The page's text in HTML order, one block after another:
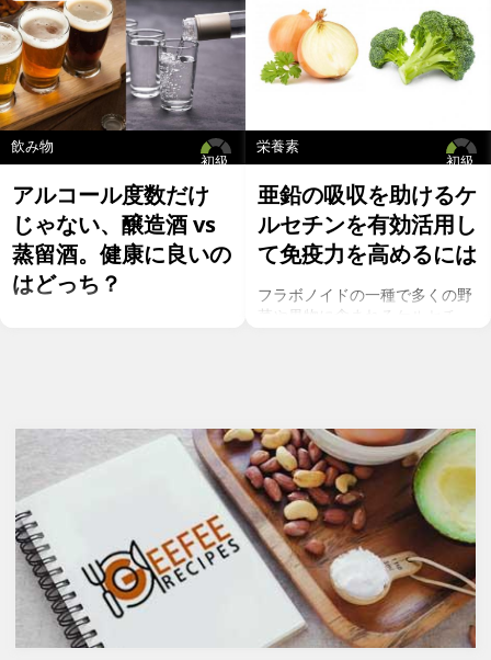
初級
飲み物
アルコール度数だけ
じゃない、醸造酒 vs
蒸留酒。健康に良いの
はどっち？
やウォッカ等の蒸留酒は、度数
も高いため健康に悪そうなイ
メージで、ワインや日本酒など
は何となくナチュラルな感じで
アルコール度数も低いのでそう
悪くもなさそうなイメージです
が、実際のところどうなので
しょうか？今回は、大きく分け
て2種類あるお酒の製造方法
（醸造酒と蒸留酒）の違いに
よって健康に対してどのような
初級
栄養素
亜鉛の吸収を助けるケ
ルセチンを有効活用し
て免疫力を高めるには
フラボノイドの一種で多くの野
菜や果物に含まれるケルセチ
まれるケルセチンが、血中コレ
ステロールを値を抑え心臓病の
リスクを軽減するということを
お伝えしましたが、ケルセチン
には抗菌抗ウィルス作用があり
ウイルスとの闘いを促進する可
能性があると言われています。
また、免疫力の維持に重要な働
きを持つ亜鉛との相乗効果もあ
ると考えられています。今回
は、このケルセチンの健康効果